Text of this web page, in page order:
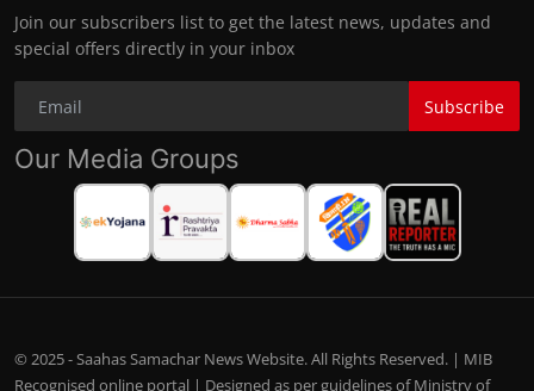
Join our subscribers list to get the latest news, updates and
special offers directly in your inbox
Subscribe
Our Media Groups
© 2025 - Saahas Samachar News Website. All Rights Reserved. | MIB
Recognised online portal | Designed as per guidelines of Ministry of